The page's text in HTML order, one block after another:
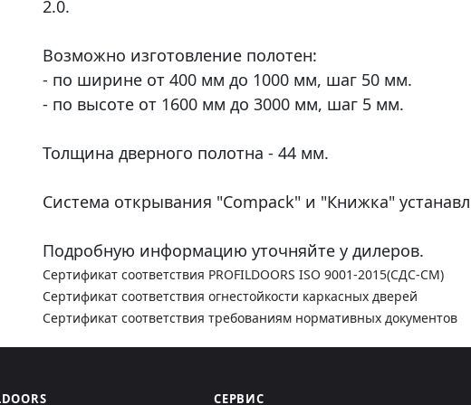
2.0.
Возможно изготовление полотен:
- по ширине от 400 мм до 1000 мм, шаг 50 мм.
- по высоте от 1600 мм до 3000 мм, шаг 5 мм.
Толщина дверного полотна - 44 мм.
Система открывания "Compack" и "Книжка"
Подробную информацию уточняйте у дилеров.
Сертификат соответствия PROFILDOORS ISO 9001-2015(СДС-СМ)
Сертификат соответствия огнестойкости каркасных дверей
Сертификат соответствия требованиям нормативных документов
СЕРВИС